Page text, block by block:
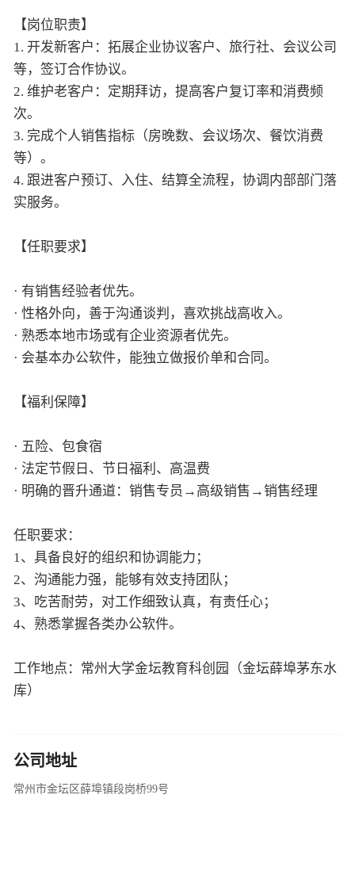
【岗位职责】
1. 开发新客户：拓展企业协议客户、旅行社、会议公司
等，签订合作协议。
2. 维护老客户：定期拜访，提高客户复订率和消费频
次。
3. 完成个人销售指标（房晚数、会议场次、餐饮消费
等）。
4. 跟进客户预订、入住、结算全流程，协调内部部门落
实服务。
【任职要求】
· 有销售经验者优先。
· 性格外向，善于沟通谈判，喜欢挑战高收入。
· 熟悉本地市场或有企业资源者优先。
· 会基本办公软件，能独立做报价单和合同。
【福利保障】
· 五险、包食宿
· 法定节假日、节日福利、高温费
· 明确的晋升通道：销售专员→高级销售→销售经理
任职要求：
1、具备良好的组织和协调能力；
2、沟通能力强，能够有效支持团队；
3、吃苦耐劳，对工作细致认真，有责任心；
4、熟悉掌握各类办公软件。
工作地点：常州大学金坛教育科创园（金坛薛埠茅东水
库）
公司地址
常州市金坛区薛埠镇段岗桥99号